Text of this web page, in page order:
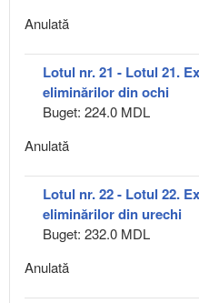
Anulată
Lotul nr. 21 - Lotul 21.
eliminărilor din ochi
Buget: 224.0 MDL
Anulată
Lotul nr. 22 - Lotul 22.
eliminărilor din urechi
Buget: 232.0 MDL
Anulată